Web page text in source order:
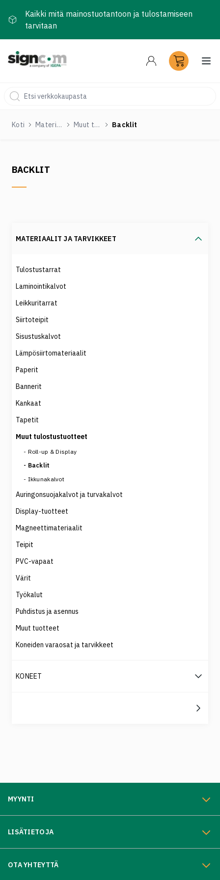
Kaikki mitä mainostuotantoon ja tulostamiseen
tarvitaan
Koti Materiaalit ja tarvikkeet Muut tulostustuotteet Backlit
BACKLIT
MATERIAALIT JA TARVIKKEET
Tulostustarrat
Laminointikalvot
Leikkuritarrat
Siirtoteipit
Sisustuskalvot
Lämpösiirtomateriaalit
Paperit
Bannerit
Kankaat
Tapetit
Muut tulostustuotteet
Roll-up & Display
Backlit
Ikkunakalvot
Auringonsuojakalvot ja turvakalvot
Display-tuotteet
Magneettimateriaalit
Teipit
PVC-vapaat
Värit
Työkalut
Puhdistus ja asennus
Muut tuotteet
Koneiden varaosat ja tarvikkeet
KONEET
MYYNTI
LISÄTIETOJA
OTA YHTEYTTÄ